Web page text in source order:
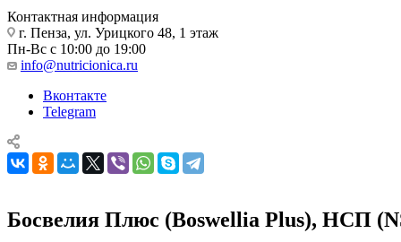
Контактная информация
г. Пенза, ул. Урицкого 48, 1 этаж
Пн-Вс с 10:00 до 19:00
info@nutricionica.ru
Вконтакте
Telegram
Босвелия Плюс (Boswellia Plus), НСП